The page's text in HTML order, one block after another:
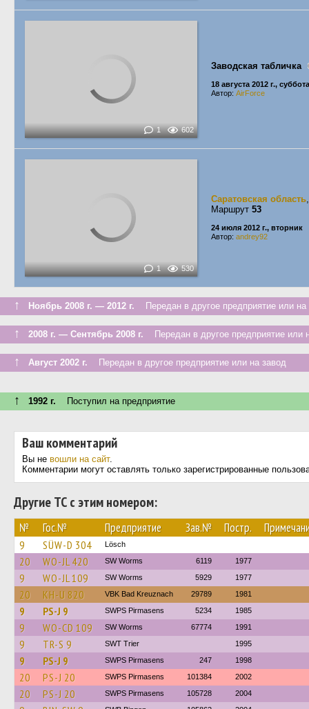
1 602
Заводская табличка
18 августа 2012 г., суббота
Автор: AirForce
1 530
Саратовская область
Маршрут 53
24 июля 2012 г., вторник
Автор: andrey92
↑ Ноябрь 2008 г. — 2012 г. Передан в другое предприятие или на
↑ 2008 г. — Сентябрь 2008 г. Передан в другое предприятие или
↑ Август 2002 г. Передан в другое предприятие или на завод
↑ 1992 г. Поступил на предприятие
Ваш комментарий
Вы не вошли на сайт.
Комментарии могут оставлять только зарегистрированные
Другие ТС с этим номером:
№ Гос.№ Предприятие Зав.№ Постр.
9 SÜW-D 304 Lösch
20 WO-JL 420 SW Worms 6119 1977
9 WO-JL 109 SW Worms 5929 1977
20 KH-U 820 VBK Bad Kreuznach 29789 1981
9 PS-J 9 SWPS Pirmasens 5234 1985
9 WO-CD 109 SW Worms 67774 1991
9 TR-S 9 SWT Trier 1995
9 PS-J 9 SWPS Pirmasens 247 1998
20 PS-J 20 SWPS Pirmasens 101384 2002
20 PS-J 20 SWPS Pirmasens 105728 2004